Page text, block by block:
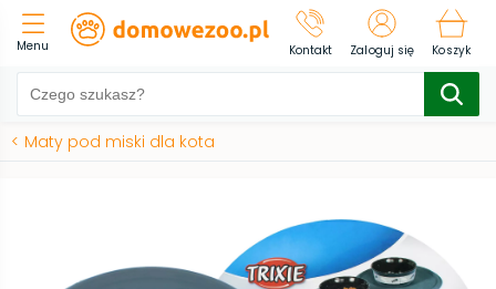
Menu Kontakt Zaloguj się Koszyk
< Maty pod miski dla kota